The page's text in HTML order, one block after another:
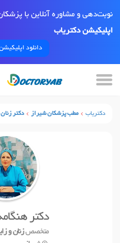
نوبت‌دهی و مشاوره آنلاین با
اپلیکیشن دکتریاب
دانلود
دکتریاب مطب پزشکان شیراز دکتر
دکتر
متخصصزنان و